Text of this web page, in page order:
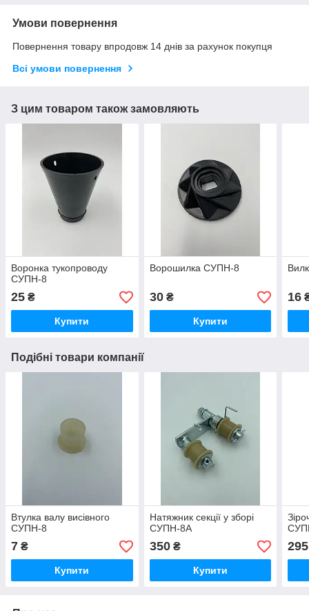
Умови повернення
Повернення товару впродовж 14 днів за рахунок покупця
Всі умови повернення
З цим товаром також замовляють
Воронка тукопроводу
СУПН-8
25 ₴
Купити
Ворошилка СУПН-8
30₴
Купити
16
Подібні товари компанії
Втулка валу висівного
СУПН-8
7 ₴
Купити
Натяжник секції у зборі
СУПН-8А
350₴
Купити
295